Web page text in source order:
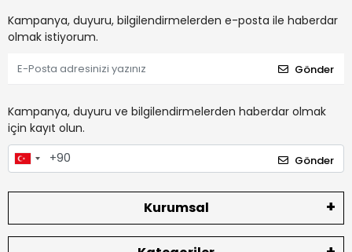
Kampanya, duyuru, bilgilendirmelerden e-posta ile haberdar
olmak istiyorum.
Gönder
Kampanya, duyuru ve bilgilendirmelerden haberdar olmak
için kayıt olun.
Gönder
Kurumsal